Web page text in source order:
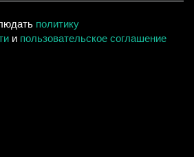
политику
и пользовательское соглашение